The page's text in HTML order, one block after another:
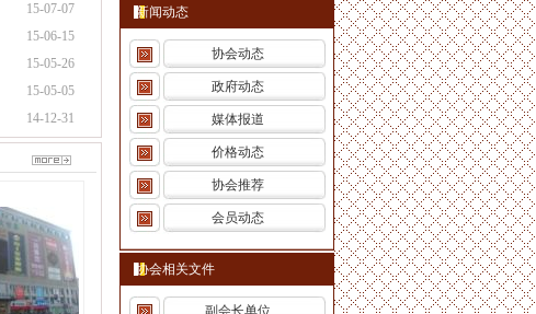
15-07-07
15-06-15
15-05-26
15-05-05
14-12-31
新闻动态
协会动态
政府动态
媒体报道
价格动态
协会推荐
会员动态
协会相关文件
副会长单位